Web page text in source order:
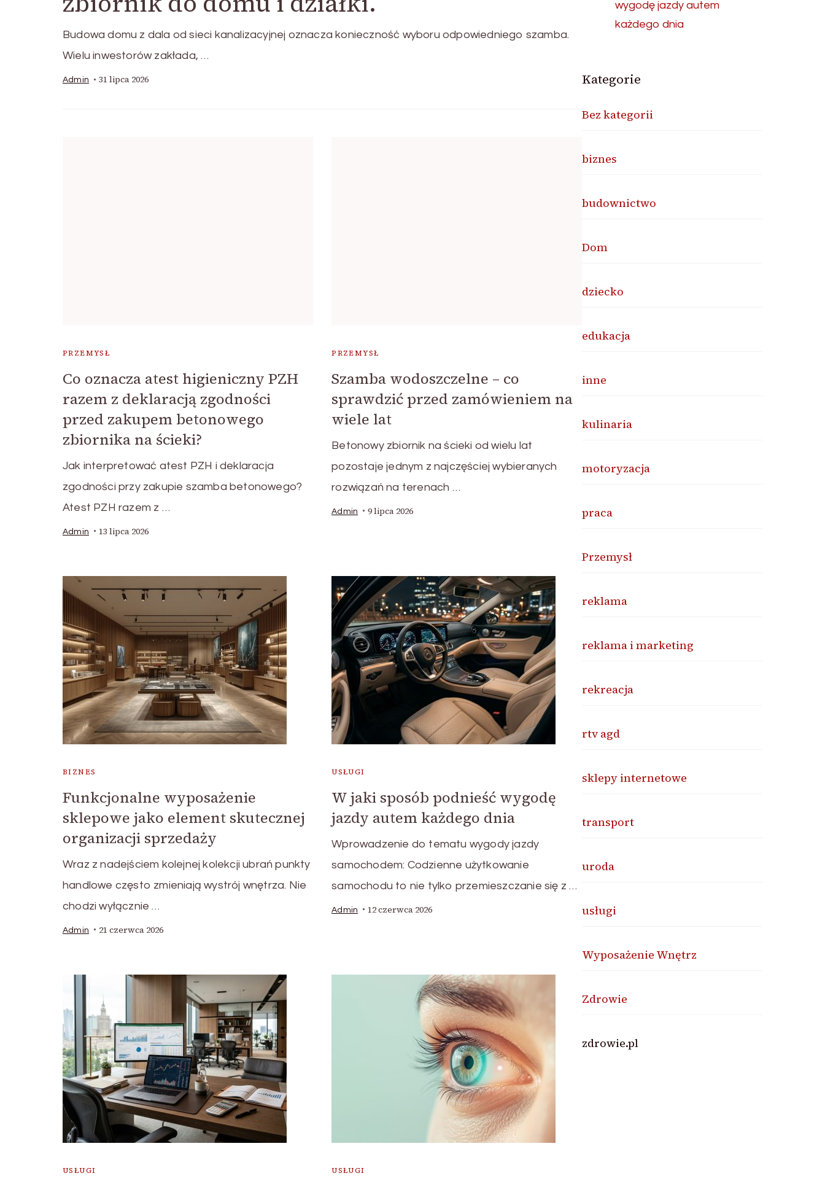
Budowa domu z dala od sieci kanalizacyjnej oznacza konieczność wyboru odpowiedniego szamba.
Wielu inwestorów zakłada, …
Admin 31 lipca 2026
PRZEMYSŁ
Co oznacza atest higieniczny PZH
razem z deklaracją zgodności
przed zakupem betonowego
zbiornika na ścieki?
Jak interpretować atest PZH i deklaracja
zgodności przy zakupie szamba betonowego?
Atest PZH razem z …
Admin 13 lipca 2026
PRZEMYSŁ
Szamba wodoszczelne – co
sprawdzić przed zamówieniem na
wiele lat
Betonowy zbiornik na ścieki od wielu lat
pozostaje jednym z najczęściej wybieranych
rozwiązań na terenach …
Admin 9 lipca 2026
BIZNES
Funkcjonalne wyposażenie
sklepowe jako element skutecznej
organizacji sprzedaży
Wraz z nadejściem kolejnej kolekcji ubrań punkty
handlowe często zmieniają wystrój wnętrza. Nie
chodzi wyłącznie …
Admin 21 czerwca 2026
USŁUGI
W jaki sposób podnieść wygodę
jazdy autem każdego dnia
Wprowadzenie do tematu wygody jazdy
samochodem: Codzienne użytkowanie
samochodu to nie tylko przemieszczanie się z …
Admin 12 czerwca 2026
USŁUGI USŁUGI
wygodę jazdy autem
każdego dnia
Kategorie
Bez kategorii
biznes
budownictwo
Dom
dziecko
edukacja
inne
kulinaria
motoryzacja
praca
Przemysł
reklama
reklama i marketing
rekreacja
rtv agd
sklepy internetowe
transport
uroda
usługi
Wyposażenie Wnętrz
Zdrowie
zdrowie.pl